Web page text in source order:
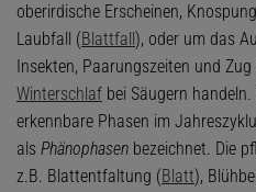
oberirdische Erscheinen,
Laubfall (Blattfall), oder um das
Insekten, Paarungszeiten und Zug
Winterschlaf bei Säugern
erkennbare Phasen im
als Phänophasen bezeichnet. Die
z.B. Blattentfaltung (Blatt),